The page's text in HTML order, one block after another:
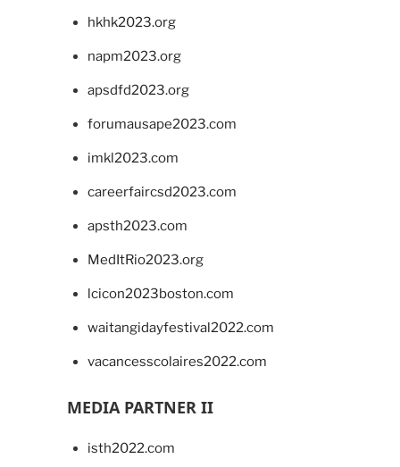
hkhk2023.org
napm2023.org
apsdfd2023.org
forumausape2023.com
imkl2023.com
careerfaircsd2023.com
apsth2023.com
MedItRio2023.org
lcicon2023boston.com
waitangidayfestival2022.com
vacancesscolaires2022.com
MEDIA PARTNER II
isth2022.com